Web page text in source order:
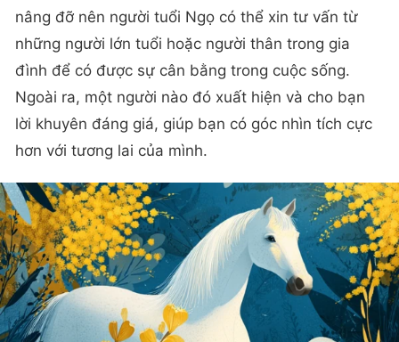
nâng đỡ nên người tuổi Ngọ có thể xin tư vấn từ
những người lớn tuổi hoặc người thân trong gia
đình để có được sự cân bằng trong cuộc sống.
Ngoài ra, một người nào đó xuất hiện và cho bạn
lời khuyên đáng giá, giúp bạn có góc nhìn tích cực
hơn với tương lai của mình.